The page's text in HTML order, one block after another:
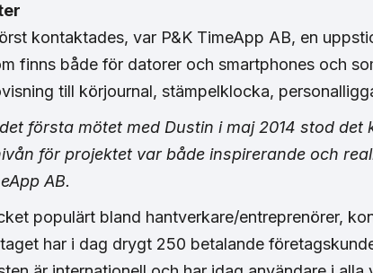
kontaktades, var P&K TimeApp AB, en
finns både för datorer och smartphones och
till körjournal, stämpelklocka,
första mötet med Dustin i maj 2014 stod
för projektet var både inspirerande och
AB.
populärt bland hantverkare/entreprenörer,
har i dag drygt 250 betalande